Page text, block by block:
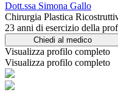
Dott.ssa Simona Gallo
Chirurgia Plastica
23 anni di esercizio della
Chiedi al medico
Visualizza profilo completo
Visualizza profilo completo